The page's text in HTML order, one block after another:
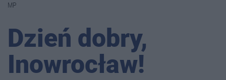
MP
Dzień dobry,
Inowrocław!